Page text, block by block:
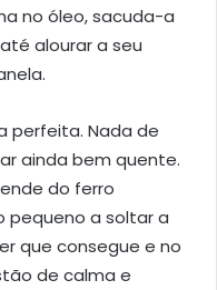
no óleo, sacuda-a
alourar a seu
perfeita. Nada de
ainda bem quente.
do ferro
pequeno a soltar a
que consegue e no
de calma e